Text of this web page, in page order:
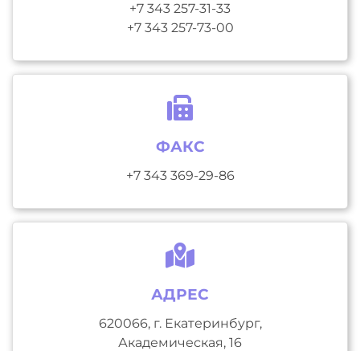
+7 343 257-31-33
+7 343 257-73-00
ФАКС
+7 343 369-29-86
АДРЕС
620066, г. Екатеринбург,
Академическая, 16